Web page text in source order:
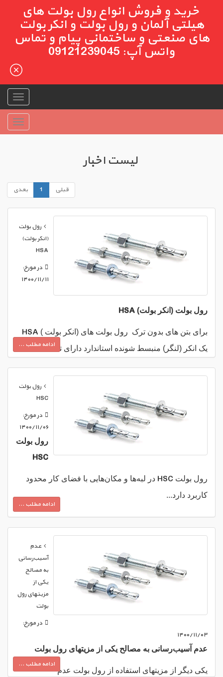
خرید و فروش انواع رول بولت های
هیلتی آلمان و رول بولت و انکر بولت
های صنعتی و ساختمانی پیام و تماس
واتس آپ: 09121239045
لیست اخبار
قبلی 1 بعدی
رول بولت
(انکر بولت)
HSA
در مورخ:
۱۴۰۰/۱۱/۱۱
رول بولت (انکر بولت) HSA
برای بتن های بدون ترک رول بولت های (انکر بولت ) HSA
یک انکر (لنگر) منبسط شونده استاندارد دارای تاییدیهETA
option 7
ادامه مطلب ...
رول بولت
HSC
در مورخ:
۱۴۰۰/۱۱/۰۶
رول بولت
HSC
رول بولت HSC در لبه‌ها و مکان‌هایی با فضای کار محدود
کاربرد دارد...
ادامه مطلب ...
عدم
آسیب‌رسانی
به مصالح
یکی از
مزیتهای رول
بولت
در مورخ:
۱۴۰۰/۱۱/۰۳
عدم آسیب‌رسانی به مصالح یکی از مزیتهای رول بولت
یکی دیگر از مزیتهای استفاده از رول بولت عدم
ادامه مطلب ...